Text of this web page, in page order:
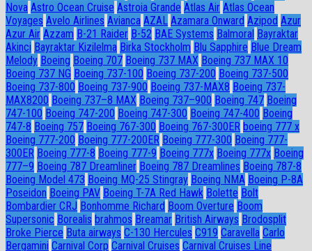
Nova Astro Ocean Cruise Astroia Grande Atlas Air Atlas Ocean
Voyages Avelo Airlines Avianca AZAL Azamara Onward Azipod Azur
Azur Air Azzam B-21 Raider B-52 BAE Systems Balmoral Bayraktar
Akinci Bayraktar Kizilelma Birka Stockholm Blu Sapphire Blue Dream
Melody Boeing Boeing 707 Boeing 737 MAX Boeing 737 MAX 10
Boeing 737 NG Boeing 737-100 Boeing 737-200 Boeing 737-500
Boeing 737-800 Boeing 737-900 Boeing 737-MAX8 Boeing 737-
MAX8200 Boeing 737–8 MAX Boeing 737–900 Boeing 747 Boeing
747-100 Boeing 747-200 Boeing 747-300 Boeing 747-400 Boeing
747-8 Boeing 757 Boeing 767-300 Boeing 767-300ER boeing 777 x
Boeing 777-200 Boeing 777-200ER Boeing 777-300 Boeing 777-
300ER Boeing 777-8 Boeing 777-9 Boeing 777x Boeing 777х Boeing
777–9 Boeing 787 Dreamliner Boeing 787 Dreamlines Boeing 787-8
Boeing Model 473 Boeing MQ-25 Stingray Boeing NMA Boeing P-8A
Poseidon Boeing PAV Boeing T-7A Red Hawk Bolette Bolt
Bombardier CRJ Bonhomme Richard Boom Overture Boom
Supersonic Borealis brahmos Breamar British Airways Brodosplit
Broke Pierce Buta airways C-130 Hercules C919 Caravella Carlo
Bergamini Carnival Corp Carnival Cruises Carnival Cruises Line